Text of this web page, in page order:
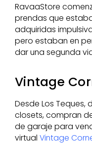
RavaaStore
prendas que
adquiridas
pero estaban en
dar una segunda
Vintage
Desde Los Teques,
closets, compran
de garaje para
virtual Vintage